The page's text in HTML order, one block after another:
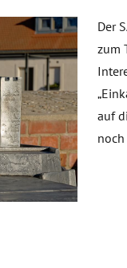
Der
zum
auf